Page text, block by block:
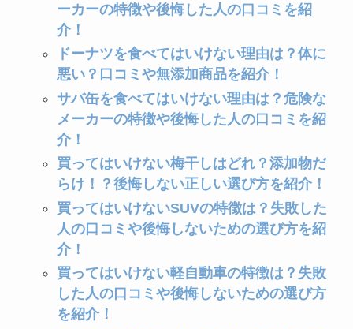
ーカーの特徴や後悔した人の口コミを紹
介！
ドーナツを食べてはいけない理由は？体に
悪い？口コミや無添加商品を紹介！
サバ缶を食べてはいけない理由は？危険な
メーカーの特徴や後悔した人の口コミを紹
介！
買ってはいけない梅干しはどれ？添加物だ
らけ！？後悔しない正しい選び方を紹介！
買ってはいけないSUVの特徴は？失敗した
人の口コミや後悔しないための選び方を紹
介！
買ってはいけない軽自動車の特徴は？失敗
した人の口コミや後悔しないための選び方
を紹介！